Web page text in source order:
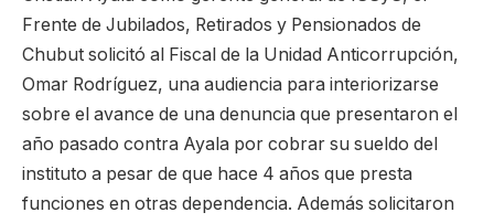
Frente de Jubilados, Retirados y Pensionados de
Chubut solicitó al Fiscal de la Unidad Anticorrupción,
Omar Rodríguez, una audiencia para interiorizarse
sobre el avance de una denuncia que presentaron el
año pasado contra Ayala por cobrar su sueldo del
instituto a pesar de que hace 4 años que presta
funciones en otras dependencia. Además solicitaron